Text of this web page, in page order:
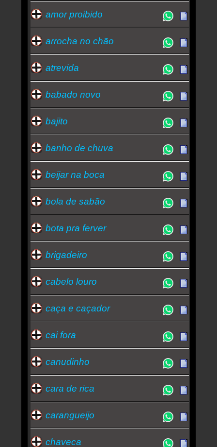
amor proibido
arrocha no chão
atrevida
babado novo
bajito
banho de chuva
beijar na boca
bola de sabão
bota pra ferver
brigadeiro
cabelo louro
caça e caçador
cai fora
canudinho
cara de rica
carangueijo
chaveca